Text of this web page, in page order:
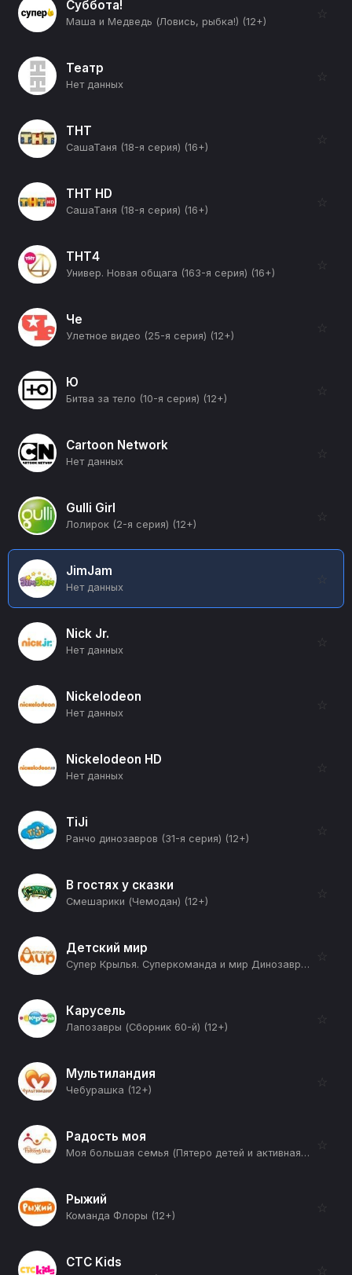
Суббота!
Маша и Медведь (Ловись, рыбка!) (12+)
☆
Театр
Нет данных
☆
ТНТ
СашаТаня (18-я серия) (16+)
☆
ТНТ HD
СашаТаня (18-я серия) (16+)
☆
ТНТ4
Универ. Новая общага (163-я серия) (16+)
☆
Че
Улетное видео (25-я серия) (12+)
☆
Ю
Битва за тело (10-я серия) (12+)
☆
Cartoon Network
Нет данных
☆
Gulli Girl
Лолирок (2-я серия) (12+)
☆
JimJam
Нет данных
Nick Jr.
Нет данных
☆
Nickelodeon
Нет данных
☆
Nickelodeon HD
Нет данных
☆
TiJi
Ранчо динозавров (31-я серия) (12+)
☆
В гостях у сказки
Смешарики (Чемодан) (12+)
☆
Детский мир
Супер Крылья. Суперкоманда и мир Динозавров (20-я серия) (12+)
☆
Карусель
Лапозавры (Сборник 60-й) (12+)
☆
Мультиландия
Чебурашка (12+)
☆
Радость моя
Моя большая семья (Пятеро детей и активная жизнь: как все успеть в многодетной семье?) (12+)
☆
Рыжий
Команда Флоры (12+)
☆
СТС Kids ☆